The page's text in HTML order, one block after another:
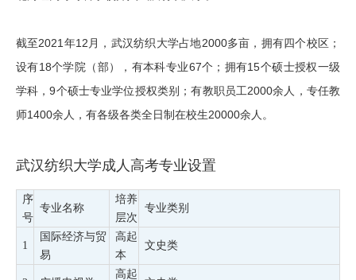
截至2021年12月，武汉纺织大学占地2000多亩，拥有四个校区；
设有18个学院（部），有本科专业67个；拥有15个硕士授权一级
学科，9个硕士专业学位授权类别；有教职员工2000余人，专任教
师1400余人，有各级各类全日制在校生20000余人。
武汉纺织大学成人高考专业设置
序
号
专业名称
培养
层次
专业类别
1
国际经济与贸
易
高起
本
文史类
高起